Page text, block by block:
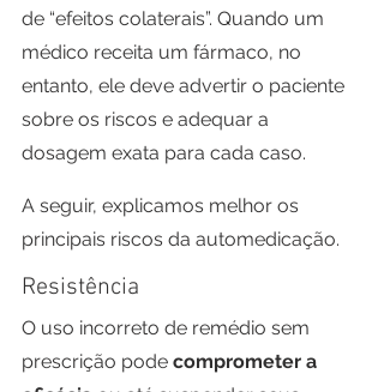
de “efeitos colaterais”. Quando um
médico receita um fármaco, no
entanto, ele deve advertir o paciente
sobre os riscos e adequar a
dosagem exata para cada caso.
A seguir, explicamos melhor os
principais riscos da automedicação.
Resistência
O uso incorreto de remédio sem
prescrição pode comprometer a